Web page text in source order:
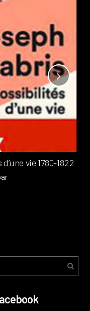
vie 1780-1822